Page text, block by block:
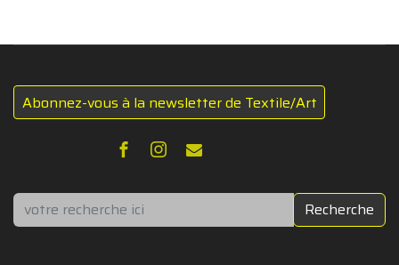
Abonnez-vous à la newsletter de Textile/Art
Rechercher Recherche